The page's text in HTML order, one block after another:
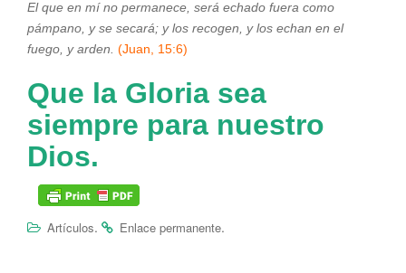
El que en mí no permanece, será echado fuera como
pámpano, y se secará; y los recogen, y los echan en el
fuego, y arden. (Juan, 15:6)
Que la Gloria sea
siempre para nuestro
Dios.
Artículos. Enlace permanente.